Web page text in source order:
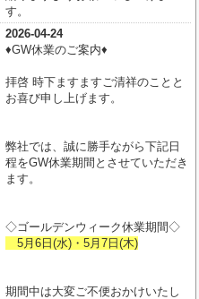
す。
2026-04-24
♦︎GW休業のご案内♦︎
拝啓 時下ますますご清祥のことと
お喜び申し上げます。
弊社では、誠に勝手ながら下記日
程をGW休業期間とさせていただき
ます。
◇ゴールデンウィーク休業期間◇
5月6日(水)・5月7日(木)
期間中は大変ご不便おかけいたし